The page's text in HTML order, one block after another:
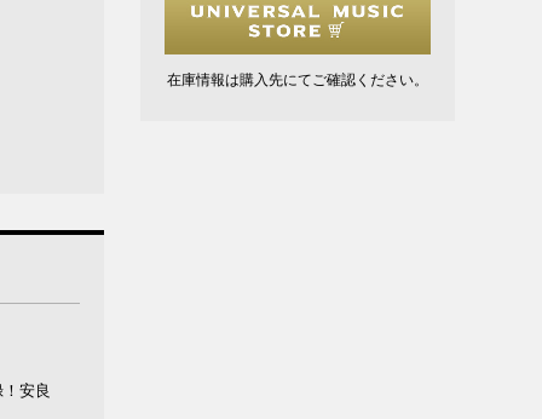
安良
在庫情報は購入先にてご確認ください。